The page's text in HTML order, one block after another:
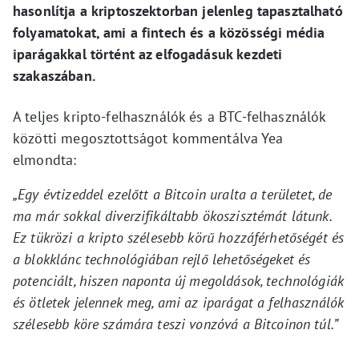
hasonlítja a kriptoszektorban jelenleg tapasztalható
folyamatokat, ami a fintech és a közösségi média
iparágakkal történt az elfogadásuk kezdeti
szakaszában.
A teljes kripto-felhasználók és a BTC-felhasználók
közötti megosztottságot kommentálva Yea
elmondta:
„Egy évtizeddel ezelőtt a Bitcoin uralta a területet, de
ma már sokkal diverzifikáltabb ökoszisztémát látunk.
Ez tükrözi a kripto szélesebb körű hozzáférhetőségét és
a blokklánc technológiában rejlő lehetőségeket és
potenciált, hiszen naponta új megoldások, technológiák
és ötletek jelennek meg, ami az iparágat a felhasználók
szélesebb köre számára teszi vonzóvá a Bitcoinon túl.”